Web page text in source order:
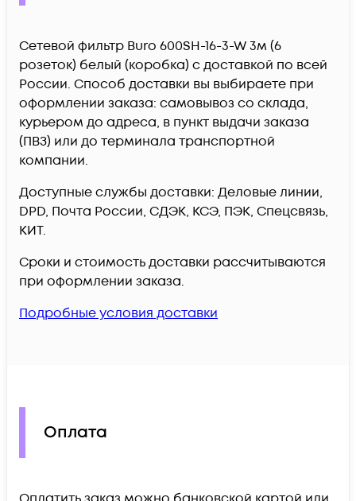
Сетевой фильтр Buro 600SH-16-3-W 3м (6
розеток) белый (коробка) c доставкой по всей
России. Способ доставки вы выбираете при
оформлении заказа: самовывоз со склада,
курьером до адреса, в пункт выдачи заказа
(ПВЗ) или до терминала транспортной
компании.
Доступные службы доставки: Деловые линии,
DPD, Почта России, СДЭК, КСЭ, ПЭК, Спецсвязь,
КИТ.
Сроки и стоимость доставки рассчитываются
при оформлении заказа.
Подробные условия доставки
Оплата